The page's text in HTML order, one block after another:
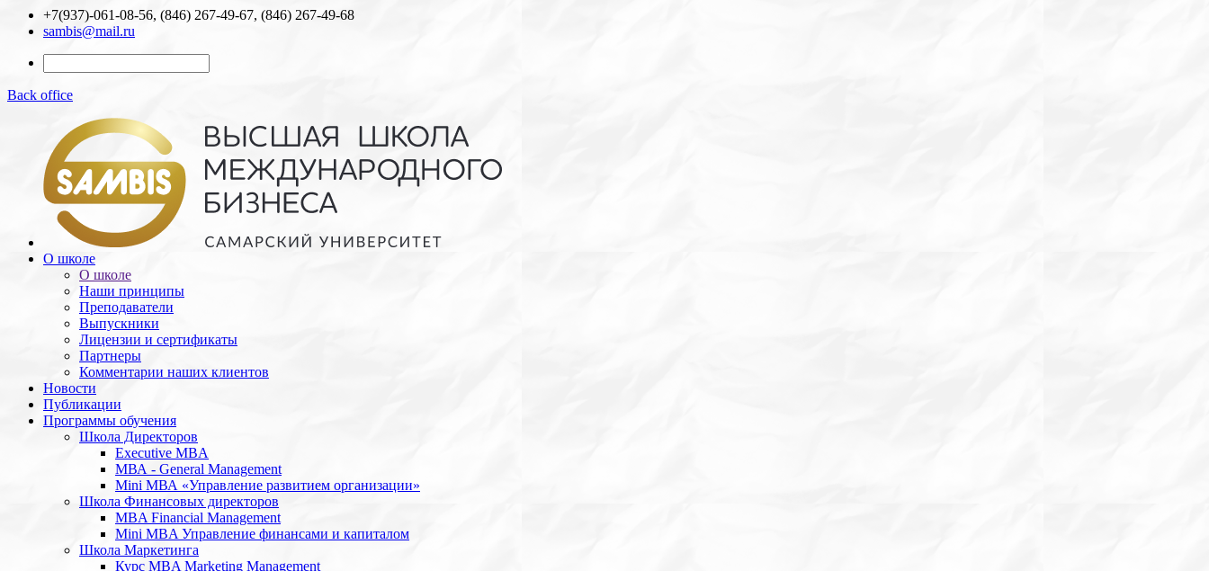
+7(937)-061-08-56, (846) 267-49-67, (846) 267-49-68
sambis@mail.ru
Back office
О школе
О школе
Наши принципы
Преподаватели
Выпускники
Лицензии и cертификаты
Партнеры
Комментарии наших клиентов
Новости
Публикации
Программы обучения
Школа Директоров
Executive MBA
МВА - General Management
Mini МВА «Управление развитием организации»
Школа Финансовых директоров
MBA Financial Management
Mini MBA Управление финансами и капиталом
Школа Маркетинга
Курс MBA Marketing Management